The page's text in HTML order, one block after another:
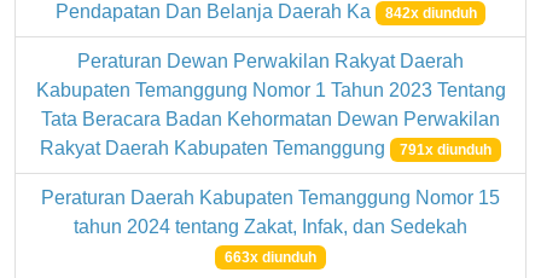
Pendapatan Dan Belanja Daerah Ka
842x diunduh
Peraturan Dewan Perwakilan Rakyat Daerah
Kabupaten Temanggung Nomor 1 Tahun 2023 Tentang
Tata Beracara Badan Kehormatan Dewan Perwakilan
Rakyat Daerah Kabupaten Temanggung 791x diunduh
Peraturan Daerah Kabupaten Temanggung Nomor 15
tahun 2024 tentang Zakat, Infak, dan Sedekah
663x diunduh